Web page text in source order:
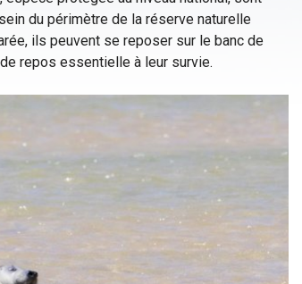
du périmètre de la réserve naturelle
ils peuvent se reposer sur le banc de
repos essentielle à leur survie.